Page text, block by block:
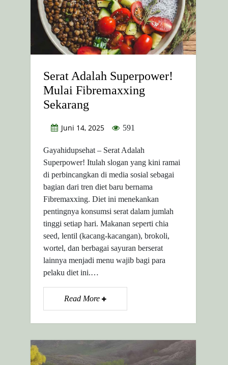
Serat Adalah Superpower!
Mulai Fibremaxxing
Sekarang
Juni 14, 2025 591
Gayahidupsehat – Serat Adalah
Superpower! Itulah slogan yang kini ramai
di perbincangkan di media sosial sebagai
bagian dari tren diet baru bernama
Fibremaxxing. Diet ini menekankan
pentingnya konsumsi serat dalam jumlah
tinggi setiap hari. Makanan seperti chia
seed, lentil (kacang-kacangan), brokoli,
wortel, dan berbagai sayuran berserat
lainnya menjadi menu wajib bagi para
pelaku diet ini.…
Read More